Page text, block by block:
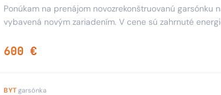
Ponúkam na prenájom novozrekonštruovanú garsónku
vybavená novým zariadením. V cene sú zahrnuté
600 €
BYT·garsónka